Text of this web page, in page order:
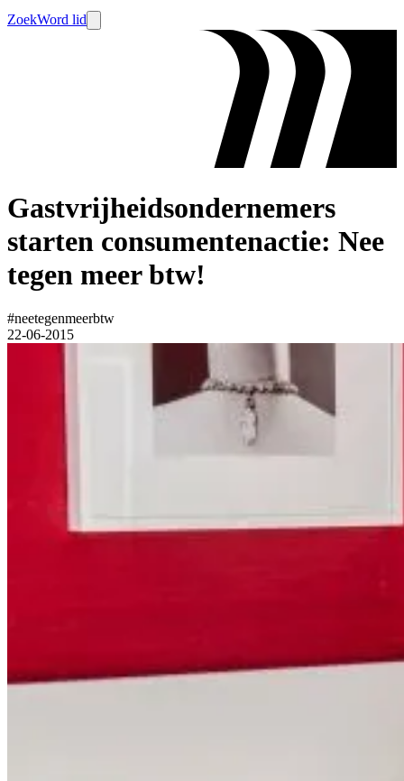
ZoekWord lid
Gastvrijheidsondernemers
starten consumentenactie: Nee
tegen meer btw!
#neetegenmeerbtw
22-06-2015